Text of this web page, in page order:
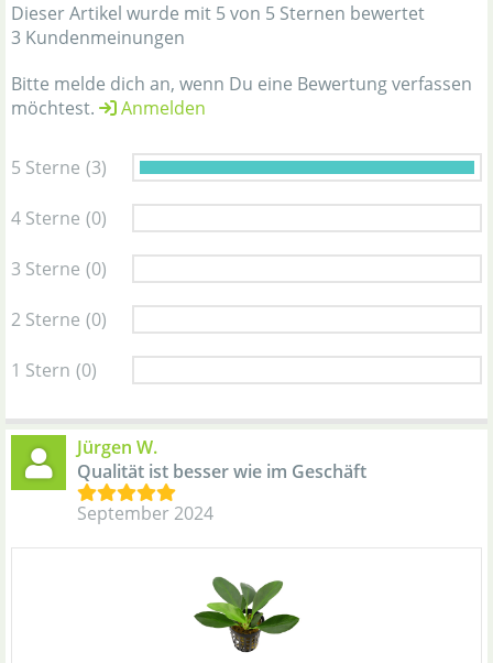
Dieser Artikel wurde mit 5 von 5 Sternen bewertet
3 Kundenmeinungen
Bitte melde dich an, wenn Du eine Bewertung verfassen
möchtest.
Anmelden
5 Sterne (3)
4 Sterne (0)
3 Sterne (0)
2 Sterne (0)
1 Stern (0)
Jürgen W.
Qualität ist besser wie im Geschäft
September 2024